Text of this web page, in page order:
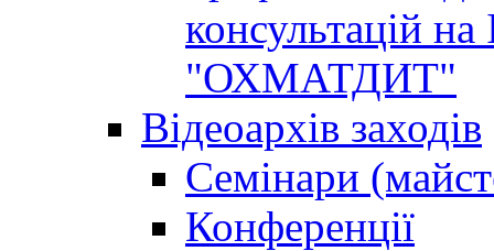
консультацій
"ОХМАТДИТ"
Відеоархів заходів
Семінари
Конференції